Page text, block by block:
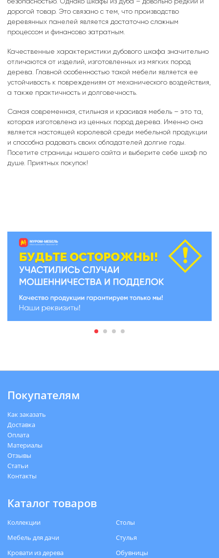
дорогой товар. Это связано с тем, что производство
деревянных панелей является достаточно сложным
процессом и финансово затратным.
Качественные характеристики дубового шкафа значительно
отличаются от изделий, изготовленных из мягких пород
дерева. Главной особенностью такой мебели является ее
устойчивость к повреждениям от механического воздействия,
а также практичность и долговечность.
Самая современная, стильная и красивая мебель – это та,
которая изготовлена из ценных пород дерева. Именно она
является настоящей королевой среди мебельной продукции
и способна радовать своих обладателей долгие годы.
Посетите страницы нашего сайта и выберите себе шкаф по
душе. Приятных покупок!
Покупателям
Как заказать
Доставка
Оплата
Материалы
Отзывы
Статьи
Контакты
Каталог товаров
Коллекции
Мебель для дачи
Кровати из дерева
Столы
Стулья
Обувницы